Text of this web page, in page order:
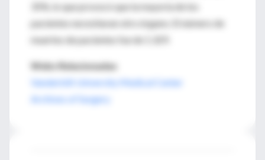
35%, lo que provocó que la mayoría de los
pacientes necesitaran otro órgano. El número de
muertes de pacientes fue de 1.329.
Webs Relacionadas
Vanderbilt University Medical Center
Archives of Surgery